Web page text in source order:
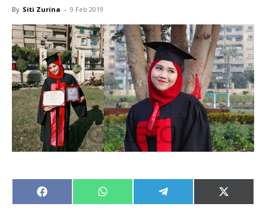
By Siti Zurina - 9 Feb 2019
Share
on
Share
on
Share
on
Share
on